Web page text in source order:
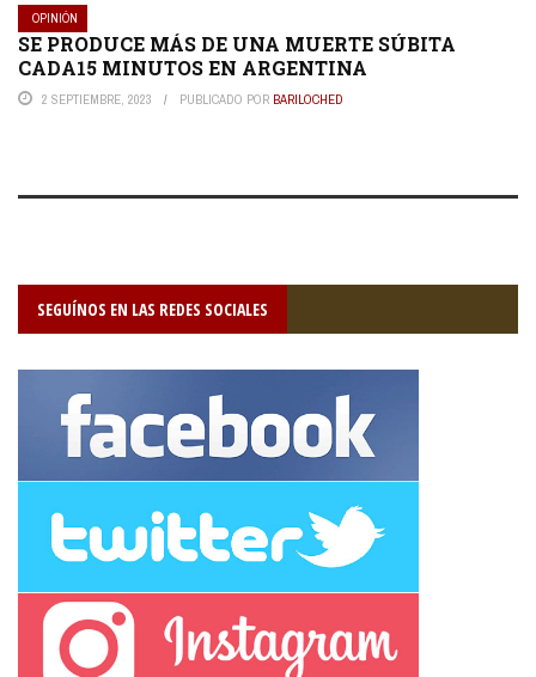
OPINIÓN
SE PRODUCE MÁS DE UNA MUERTE SÚBITA
CADA15 MINUTOS EN ARGENTINA
2 SEPTIEMBRE, 2023 PUBLICADO POR BARILOCHED
SEGUÍNOS EN LAS REDES SOCIALES